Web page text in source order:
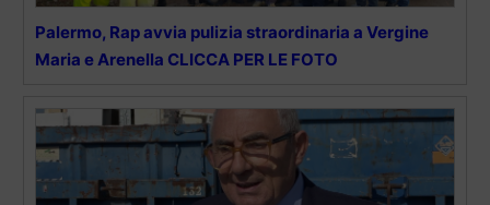
Palermo, Rap avvia pulizia straordinaria a Vergine
Maria e Arenella CLICCA PER LE FOTO